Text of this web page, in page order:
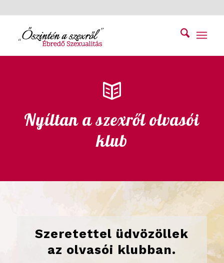
Nyíltan a szexről olvasói
klub
Szeretettel üdvözöllek
az olvasói klubban.